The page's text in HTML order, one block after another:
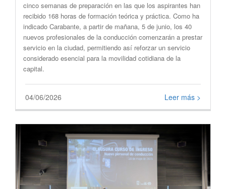
cinco semanas de preparación en las que los aspirantes han
recibido 168 horas de formación teórica y práctica. Como ha
indicado Carabante, a partir de mañana, 5 de junio, los 40
nuevos profesionales de la conducción comenzarán a prestar
servicio en la ciudad, permitiendo así reforzar un servicio
considerado esencial para la movilidad cotidiana de la
capital.
04/06/2026 Leer más >